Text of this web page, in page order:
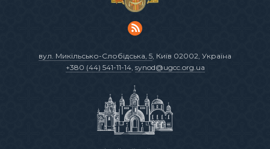
вул. Микільсько-Слобідська, 5 , Київ 02002, Україна
+380 (44) 541-11-14, synod@ugcc.org.ua